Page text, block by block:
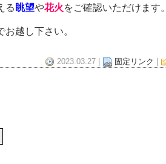
る 眺望や花火をご確認いただけます。
越し下さい。
2023.03.27 | 固定リンク